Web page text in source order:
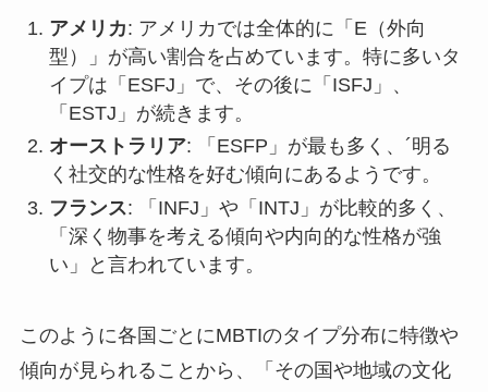
アメリカ: アメリカでは全体的に「E（外向
型）」が高い割合を占めています。特に多いタ
イプは「ESFJ」で、その後に「ISFJ」、
「ESTJ」が続きます。
オーストラリア: 「ESFP」が最も多く、´明る
く社交的な性格を好む傾向にあるようです。
フランス: 「INFJ」や「INTJ」が比較的多く、
「深く物事を考える傾向や内向的な性格が強
い」と言われています。
このように各国ごとにMBTIのタイプ分布に特徴や
傾向が見られることから、「その国や地域の文化